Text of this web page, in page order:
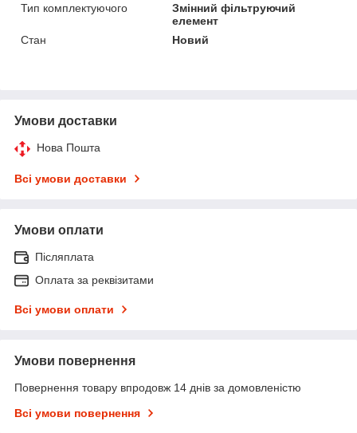
Тип комплектуючого
Змінний фільтруючий
елемент
Стан
Новий
Умови доставки
Нова Пошта
Всі умови доставки
Умови оплати
Післяплата
Оплата за реквізитами
Всі умови оплати
Умови повернення
Повернення товару впродовж 14 днів за домовленістю
Всі умови повернення